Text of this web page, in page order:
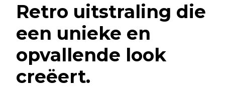
Retro uitstraling die
een unieke en
opvallende look
creëert.